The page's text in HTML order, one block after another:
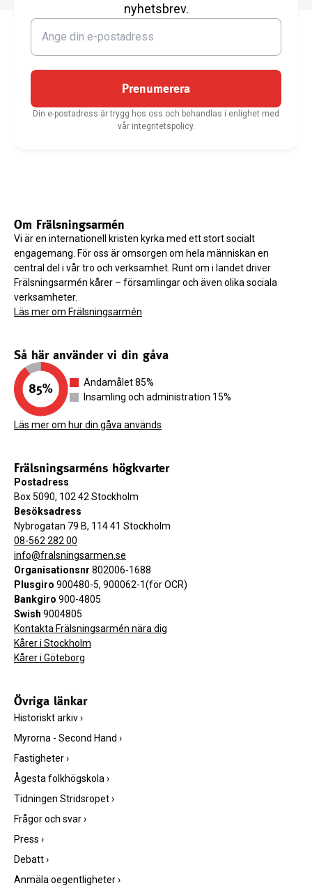
nyhetsbrev.
Prenumerera
Din e-postadress är trygg hos oss och behandlas i enlighet med
vår integritetspolicy.
Om Frälsningsarmén
Vi är en internationell kristen kyrka med ett stort socialt
engagemang. För oss är omsorgen om hela människan en
central del i vår tro och verksamhet. Runt om i landet driver
Frälsningsarmén kårer – församlingar och även olika sociala
verksamheter.
Läs mer om Frälsningsarmén
Så här använder vi din gåva
Ändamålet 85%
Insamling och administration 15%
Läs mer om hur din gåva används
Frälsningsarméns högkvarter
Postadress
Box 5090, 102 42 Stockholm
Besöksadress
Nybrogatan 79 B, 114 41 Stockholm
08-562 282 00
info@fralsningsarmen.se
Organisationsnr 802006-1688
Plusgiro 900480-5, 900062-1(för OCR)
Bankgiro 900-4805
Swish 9004805
Kontakta Frälsningsarmén nära dig
Kårer i Stockholm
Kårer i Göteborg
Övriga länkar
Historiskt arkiv›
Myrorna - Second Hand ›
Fastigheter›
Ågesta folkhögskola ›
Tidningen Stridsropet›
Frågor och svar›
Press ›
Debatt›
Anmäla oegentligheter›